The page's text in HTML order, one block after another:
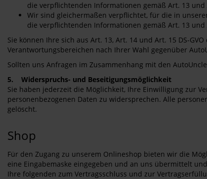
die verpflichtenden Informationen gemäß Art. 13
Wir sind gleichermaßen verpflichtet, für die in
die verpflichtenden Informationen gemäß Art. 13
Sie können Ihre sich aus Art. 13, Art. 14 und Art. 15 DS-
Verantwortungsbereichen nach Ihrer Wahl gegenüber
Sollten uns Anfragen im Zusammenhang mit den
5. Widerspruchs- und Beseitigungsmöglichkeit
Sie haben jederzeit die Möglichkeit, Ihre Einwilligung zur
personenbezogenen Daten zu widersprechen. Alle
gelöscht.
Shop
Für den Zugang zu unserem Onlineshop bieten wir die
eine Eingabemaske eingegeben und an uns übermittelt
Ihre folgenden zum Vertragsschluss und zur